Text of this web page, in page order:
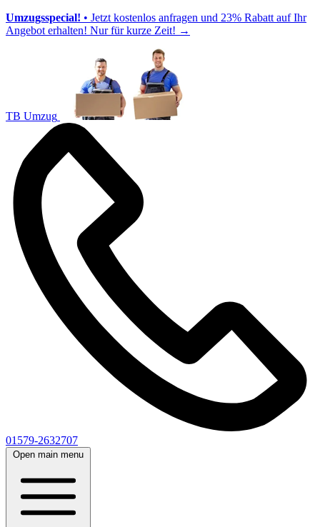
Umzugsspecial! • Jetzt kostenlos anfragen und 23% Rabatt auf Ihr
Angebot erhalten! Nur für kurze Zeit! →
TB Umzug
01579-2632707
Open main menu